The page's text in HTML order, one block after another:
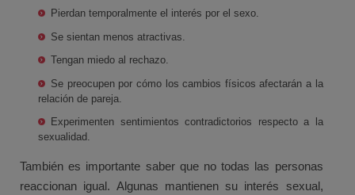
Pierdan temporalmente el interés por el sexo.
Se sientan menos atractivas.
Tengan miedo al rechazo.
Se preocupen por cómo los cambios físicos afectarán a la
relación de pareja.
Experimenten sentimientos contradictorios respecto a la
sexualidad.
También es importante saber que no todas las personas
reaccionan igual. Algunas mantienen su interés sexual,